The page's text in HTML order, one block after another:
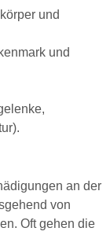
und
und
an der
von
Oft gehen die